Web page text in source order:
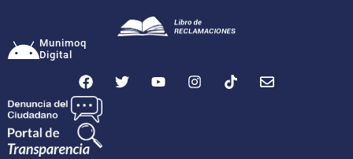
Munimoq
Digital